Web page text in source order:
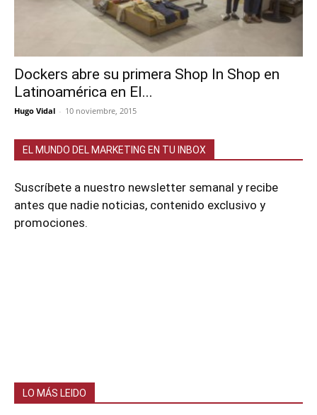
Dockers abre su primera Shop In Shop en
Latinoamérica en El...
Hugo Vidal - 10 noviembre, 2015
EL MUNDO DEL MARKETING EN TU INBOX
Suscríbete a nuestro newsletter semanal y recibe
antes que nadie noticias, contenido exclusivo y
promociones.
LO MÁS LEIDO